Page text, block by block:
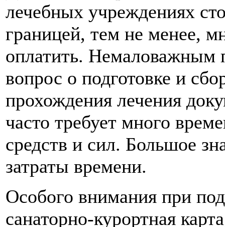
лечебных учреждениях
границей, тем не менее,
оплатить. Немаловажным
вопрос о подготовке и
прохождения лечения
часто требует много
средств и сил. Большое
затраты времени.
Особого внимания при
санаторно-курортная